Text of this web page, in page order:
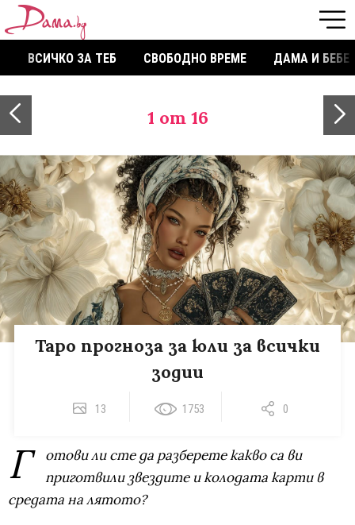
ВСИЧКО ЗА ТЕБ СВОБОДНО ВРЕМЕ ДАМА И БЕБЕ
1 от 16
Таро прогноза за юли за всички
зодии
13 1753 0
Г
отови ли сте да разберете какво са ви
приготвили звездите и колодата карти в
средата на лятото?